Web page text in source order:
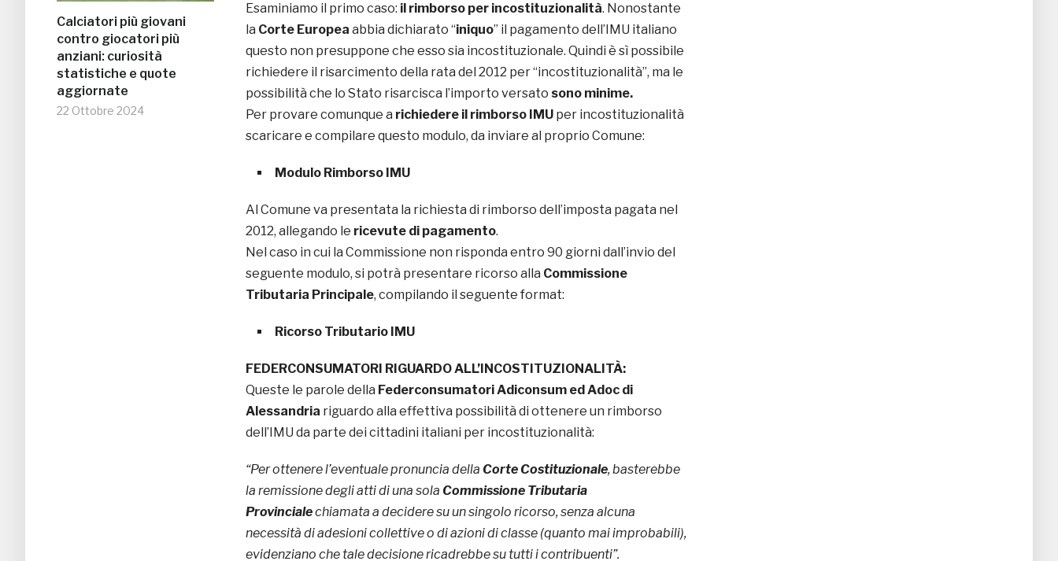
Calciatori più giovani
contro giocatori più
anziani: curiosità
statistiche e quote
aggiornate
22 Ottobre 2024
Esaminiamo il primo caso: il rimborso per incostituzionalità. Nonostante
la Corte Europea abbia dichiarato “iniquo” il pagamento dell’IMU italiano
questo non presuppone che esso sia incostituzionale. Quindi è sì possibile
richiedere il risarcimento della rata del 2012 per “incostituzionalità”, ma le
possibilità che lo Stato risarcisca l’importo versato sono minime.
Per provare comunque a richiedere il rimborso IMU per incostituzionalità
scaricare e compilare questo modulo, da inviare al proprio Comune:
Modulo Rimborso IMU
Al Comune va presentata la richiesta di rimborso dell’imposta pagata nel
2012, allegando le ricevute di pagamento.
Nel caso in cui la Commissione non risponda entro 90 giorni dall’invio del
seguente modulo, si potrà presentare ricorso alla Commissione
Tributaria Principale, compilando il seguente format:
Ricorso Tributario IMU
FEDERCONSUMATORI RIGUARDO ALL’INCOSTITUZIONALITÀ:
Queste le parole della Federconsumatori Adiconsum ed Adoc di
Alessandria riguardo alla effettiva possibilità di ottenere un rimborso
dell’IMU da parte dei cittadini italiani per incostituzionalità:
“Per ottenere l’eventuale pronuncia della Corte Costituzionale, basterebbe
la remissione degli atti di una sola Commissione Tributaria
Provincialechiamata a decidere su un singolo ricorso, senza alcuna
necessità di adesioni collettive o di azioni di classe (quanto mai improbabili),
evidenziano che tale decisione ricadrebbe su tutti i contribuenti”.